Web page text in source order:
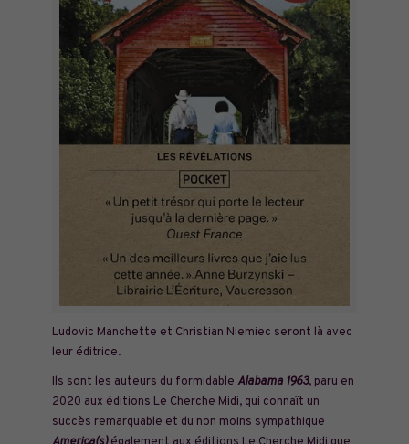
Ludovic Manchette et Christian Niemiec seront là avec
leur éditrice.
Ils sont les auteurs du formidable Alabama 1963, paru en
2020 aux éditions Le Cherche Midi, qui connaît un
succès remarquable et du non moins sympathique